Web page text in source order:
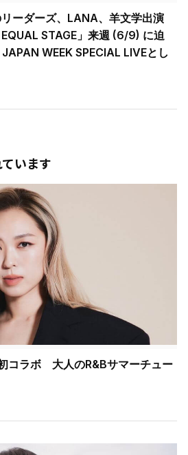
ーダーズ、LANA、羊文学出演
STAGE」来週 (6/9) に迫
WEEK SPECIAL LIVEとし
います
コラボ 大人のR&Bサマーチュー